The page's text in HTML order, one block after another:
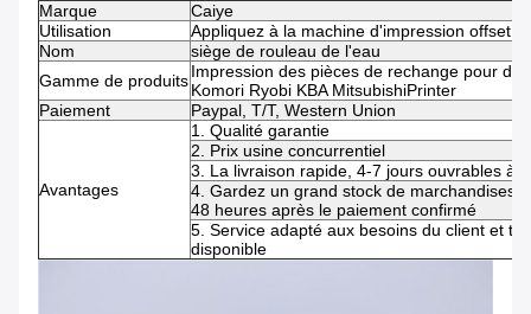
Marque
Caiye
Utilisation
Appliquez à la machine d'impression offset
Nom
siège de rouleau de l'eau
Gamme de produitsImpression des pièces de rechange pour
Komori Ryobi KBA MitsubishiPrinter
Paiement
Paypal, T/T, Western Union
Avantages
1. Qualité garantie
2. Prix usine concurrentiel
3. La livraison rapide, 4-7 jours ouvrables à
4. Gardez un grand stock de marchandises,
48 heures après le paiement confirmé
5. Service adapté aux besoins du client et
disponible